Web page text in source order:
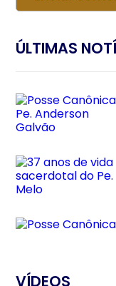
ÚLTIMAS
VÍDEOS